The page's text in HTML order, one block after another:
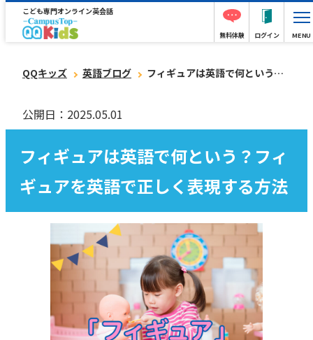
こども専門オンライン英会話
無料体験 ログイン MENU
QQキッズ 英語ブログ フィギュアは英語で何という？フィギュアを英語で正しく表現する方法
公開日：2025.05.01
フィギュアは英語で何という？フィ
ギュアを英語で正しく表現する方法